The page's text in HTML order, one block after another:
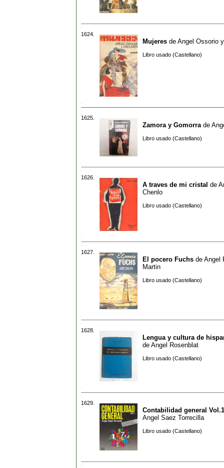
1624.
Mujeres de Angel Ossorio
Libro usado (Castellano)
1625.
Zamora y Gomorra de
Libro usado (Castellano)
1626.
A traves de mi cristal de
Chenlo
Libro usado (Castellano)
1627.
El pocero Fuchs de Angel
Martin
Libro usado (Castellano)
1628.
Lengua y cultura de
de Angel Rosenblat
Libro usado (Castellano)
1629.
Contabilidad general
Angel Saez Torrecilla
Libro usado (Castellano)